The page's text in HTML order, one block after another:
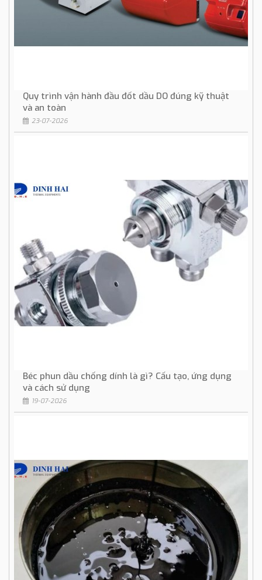
Quy trình vận hành đầu đốt dầu DO đúng kỹ thuật
và an toàn
23-07-2026
Béc phun dầu chống dính là gì? Cấu tạo, ứng dụng
và cách sử dụng
19-07-2026